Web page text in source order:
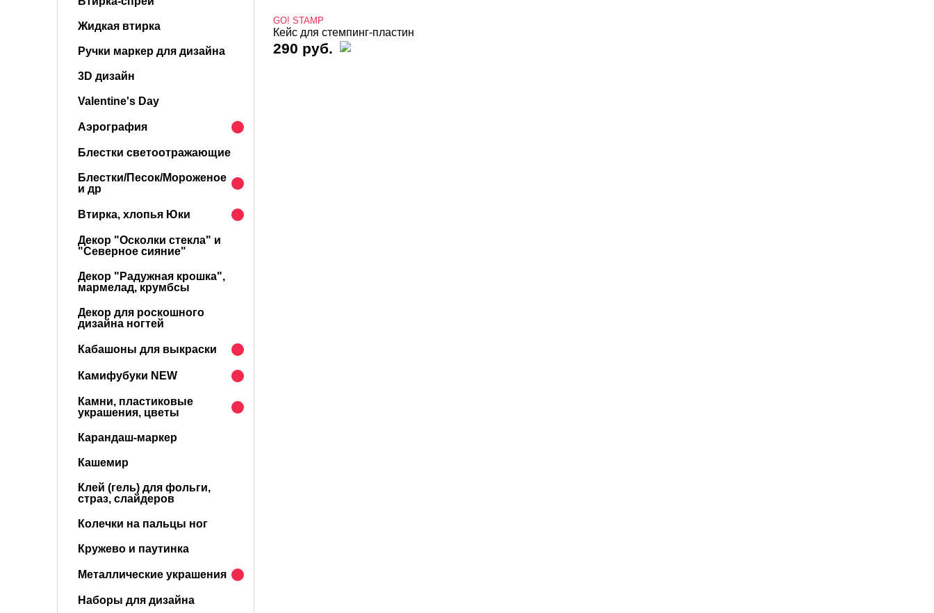
Жидкая втирка
Ручки маркер для дизайна
3D дизайн
Valentine's Day
Аэрография
Блестки светоотражающие
Блестки/Песок/Мороженое
и др
Втирка, хлопья Юки
Декор "Осколки стекла" и
"Северное сияние"
Декор "Радужная крошка",
мармелад, крумбсы
Декор для роскошного
дизайна ногтей
Кабашоны для выкраски
Камифубуки NEW
Камни, пластиковые
украшения, цветы
Карандаш-маркер
Кашемир
Клей (гель) для фольги,
страз, слайдеров
Колечки на пальцы ног
Кружево и паутинка
Металлические украшения
Наборы для дизайна
GO! STAMP
Кейс для стемпинг-пластин
290 руб.